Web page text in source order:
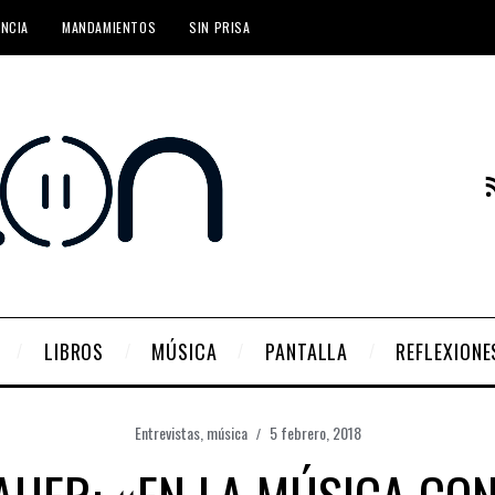
MANDAMIENTOS SIN PRISA
LIBROS MÚSICA PANTALLA
Entrevistas, música 5 febrero, 2018